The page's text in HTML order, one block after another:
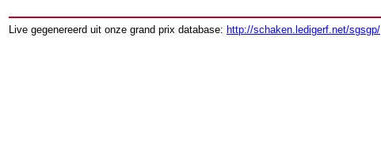
Live gegenereerd uit onze grand prix database: http://schaken.ledigerf.net/sgsgp/